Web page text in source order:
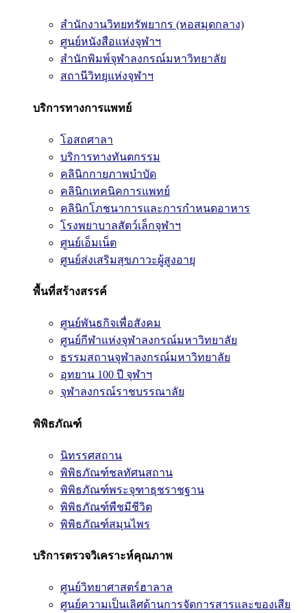
สำนักงานวิทยทรัพยากร (หอสมุดกลาง)
ศูนย์หนังสือแห่งจุฬาฯ
สำนักพิมพ์จุฬาลงกรณ์มหาวิทยาลัย
สถานีวิทยุแห่งจุฬาฯ
บริการทางการแพทย์
โอสถศาลา
บริการทางทันตกรรม
คลินิกกายภาพบำบัด
คลินิกเทคนิคการแพทย์
คลินิกโภชนาการและการกำหนดอาหาร
โรงพยาบาลสัตว์เล็กจุฬาฯ
ศูนย์เอ็มเน็ต
ศูนย์ส่งเสริมสุขภาวะผู้สูงอายุ
พื้นที่สร้างสรรค์
ศูนย์พันธกิจเพื่อสังคม
ศูนย์กีฬาแห่งจุฬาลงกรณ์มหาวิทยาลัย
ธรรมสถานจุฬาลงกรณ์มหาวิทยาลัย
อุทยาน 100 ปี จุฬาฯ
จุฬาลงกรณ์ราชบรรณาลัย
พิพิธภัณฑ์
นิทรรศสถาน
พิพิธภัณฑ์ชลทัศนสถาน
พิพิธภัณฑ์พระจุฑาธุชราชฐาน
พิพิธภัณฑ์พืชมีชีวิต
พิพิธภัณฑ์สมุนไพร
บริการตรวจวิเคราะห์คุณภาพ
ศูนย์วิทยาศาสตร์ฮาลาล
ศูนย์ความเป็นเลิศด้านการจัดการสารและของเสีย